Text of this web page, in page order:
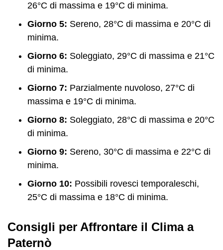
26°C di massima e 19°C di minima.
Giorno 5: Sereno, 28°C di massima e 20°C di
minima.
Giorno 6: Soleggiato, 29°C di massima e 21°C
di minima.
Giorno 7: Parzialmente nuvoloso, 27°C di
massima e 19°C di minima.
Giorno 8: Soleggiato, 28°C di massima e 20°C
di minima.
Giorno 9: Sereno, 30°C di massima e 22°C di
minima.
Giorno 10: Possibili rovesci temporaleschi,
25°C di massima e 18°C di minima.
Consigli per Affrontare il Clima a
Paternò